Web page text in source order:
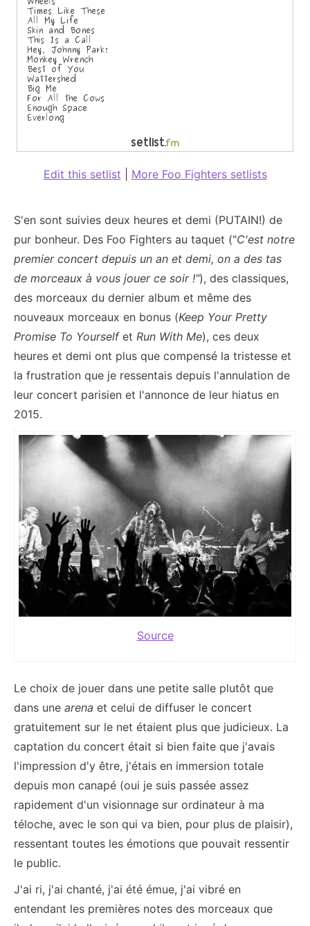
Edit this setlist More Foo Fighters setlists
S'en sont suivies deux heures et demi (PUTAIN!) de
pur bonheur. Des Foo Fighters au taquet ("C'est notre
premier concert depuis un an et demi, on a des tas
de morceaux à vous jouer ce soir !"), des classiques,
des morceaux du dernier album et même des
nouveaux morceaux en bonus (Keep Your Pretty
Promise To Yourselfet Run With Me), ces deux
heures et demi ont plus que compensé la tristesse et
la frustration que je ressentais depuis l'annulation de
leur concert parisien et l'annonce de leur hiatus en
2015.
Source
Le choix de jouer dans une petite salle plutôt que
dans une arena et celui de diffuser le concert
gratuitement sur le net étaient plus que judicieux. La
captation du concert était si bien faite que j'avais
l'impression d'y être, j'étais en immersion totale
depuis mon canapé (oui je suis passée assez
rapidement d'un visionnage sur ordinateur à ma
téloche, avec le son qui va bien, pour plus de plaisir),
ressentant toutes les émotions que pouvait ressentir
le public.
J'ai ri, j'ai chanté, j'ai été émue, j'ai vibré en
entendant les premières notes des morceaux que